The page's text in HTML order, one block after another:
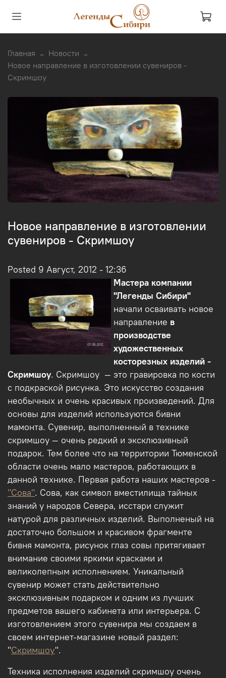
Главная
Новости
Новое направление в изготовлении сувениров -
Скримшоу
Новое направление в изготовлении
сувениров - Скримшоу
Posted 9 Август, 2012 - 12:36
Мастера компании
"Легенды Сибири"
начали осваивать новое
направление в
производстве
художественных
косторезных изделий -
Скримшоу. Скримшоу — это гравировка по кости
с подкраской рисунка. Это искусство создания
необычных и очень красивых произведений. Для
основы для изделий используются бивни
мамонта. Сувенир, выполненный в технике
скримшоу — очень редкий и эксклюзивный
подарок. Тем более что на территории Тюменской
области очень мало мастеров, работающих в
данной технике. Первая работа наших мастеров -
"Сова". Сова, как символ вместилища тайных
знаний у народов Севера, исстари служит
натурой для различных изделий. Выполненый на
достаточно большом и красивом фрагменте
бивня мамонта, рисунок глаз совы притягивает
внимание своими яркими красками и
великолепным исполнением. Уникальный
сувенир может стать действительно
эксклюзивным подарком и одним из лучших
предметов вашего кабинета или интерьера. С
изготовлением этого сувенира мы создаем в
своем интернет-магазине новый раздел:
"Скримшоу".
Техника исполнения изделий скримшоу очень